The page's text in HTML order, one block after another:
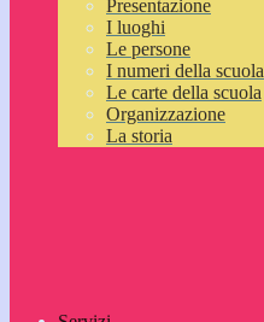
Presentazione
I luoghi
Le persone
I numeri della scuola
Le carte della scuola
Organizzazione
La storia